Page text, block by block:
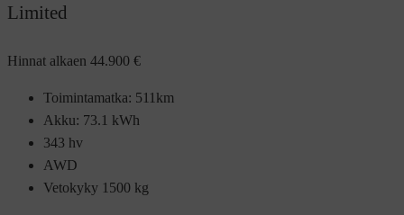
Limited
Hinnat alkaen 44.900 €
Toimintamatka: 511km
Akku: 73.1 kWh
343 hv
AWD
Vetokyky 1500 kg